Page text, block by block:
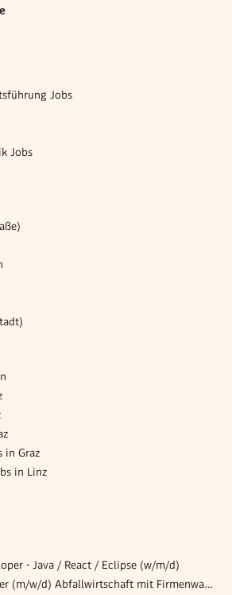
Jobs
Jobs
in Graz
in Linz
- Java / React / Eclipse (w/m/d)
Außendienstmitarbeiter (m/w/d) Abfallwirtschaft mit Firmenwagen